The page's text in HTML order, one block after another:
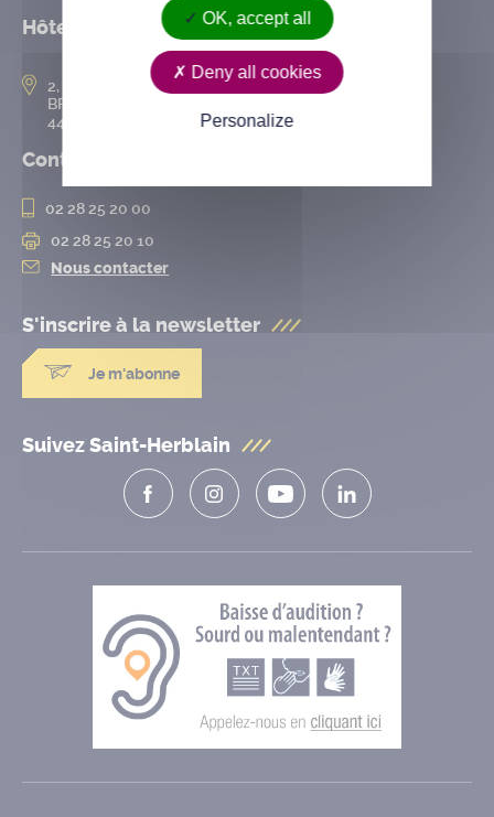
Hôtel de ville
2, rue de l’Hôtel-de-Ville
BP 50167
44802 Saint-Herblain cedex
Contact
02 28 25 20 00
02 28 25 20 10
Nous contacter
S'inscrire à la newsletter
Je m'abonne
Suivez Saint-Herblain
OK, accept all
Deny all cookies
Personalize